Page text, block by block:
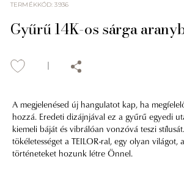
TERMÉKKÓD:3936
Gyűrű 14K-os sárga
A megjelenésed új hangulatot kap, ha
hozzá. Eredeti dizájnjával ez a gyűrű egyedi
kiemeli báját és vibrálóan vonzóvá teszi
tökéletességet a TEILOR-ral, egy olyan világot,
történeteket hozunk létre Önnel.